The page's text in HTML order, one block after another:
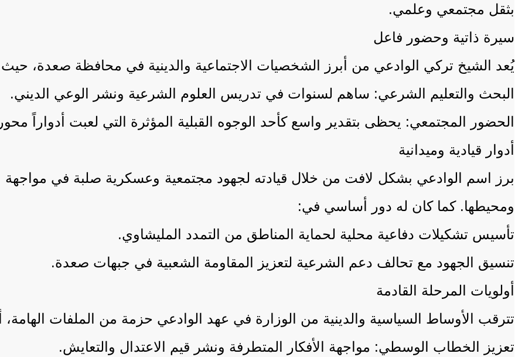
بثقل مجتمعي وعلمي.
​سيرة ذاتية وحضور فاعل
​يُعد الشيخ تركي الوادعي من أبرز الشخصيات الاجتماعية والدينية في محافظة صعدة،
​البحث والتعليم الشرعي: ساهم لسنوات في تدريس العلوم الشرعية ونشر الوعي الديني.
​الحضور المجتمعي: يحظى بتقدير واسع كأحد الوجوه القبلية المؤثرة التي لعبت أدواراً
​أدوار قيادية وميدانية
​برز اسم الوادعي بشكل لافت من خلال قيادته لجهود مجتمعية وعسكرية صلبة في مواجهة
ومحيطها. كما كان له دور أساسي في:
​تأسيس تشكيلات دفاعية محلية لحماية المناطق من التمدد المليشاوي.
​تنسيق الجهود مع تحالف دعم الشرعية لتعزيز المقاومة الشعبية في جبهات صعدة.
​أولويات المرحلة القادمة
​تترقب الأوساط السياسية والدينية من الوزارة في عهد الوادعي حزمة من الملفات الهامة،
​تعزيز الخطاب الوسطي: مواجهة الأفكار المتطرفة ونشر قيم الاعتدال والتعايش.